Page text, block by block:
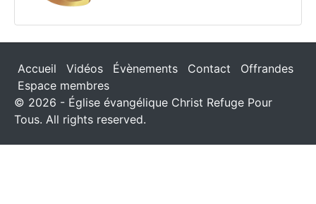
Accueil Vidéos Évènements Contact
Offrandes
Espace membres
© 2026 - Église évangélique Christ Refuge Pour
Tous. All rights reserved.